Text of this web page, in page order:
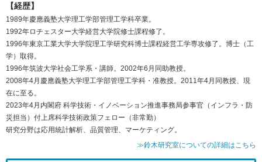
【経歴】
1989年慶應義塾大学理工学部管理工学科卒業。
1992年ロチェスター大学経営大学院修士課程修了。
1996年東京工業大学大学院理工学研究科博士課程経営工学専攻修了。博士（工
学）取得。
1996年筑波大学社会工学系・講師。2002年6月同助教授。
2008年4月慶應義塾大学理工学部管理工学科・准教授。2011年4月同教授、現
在に至る。
2023年4月内閣府 科学技術・イノベーション推進事務局参事官（インフラ・防
災担当）付上席科学技術政策フェロー（非常勤）
研究分野は応用統計解析、品質管理、マーケティング。
≫鈴木研究室についての詳細はこちら